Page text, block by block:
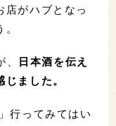
店がハブとなっ
日本酒を伝え
ました。
行ってみてはい